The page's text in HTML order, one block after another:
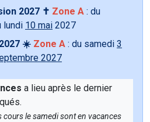
2027 ✝️ Zone A : du
lundi 10 mai 2027
☀️ Zone A : du samedi 3
2027
a lieu après le dernier
cours le samedi sont en vacances